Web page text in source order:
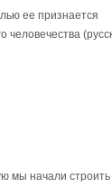
ее признается
человечества
мы начали строить